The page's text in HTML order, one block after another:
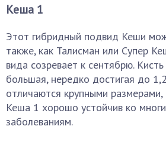
Кеша 1
Этот гибридный подвид Кеши
также, как Талисман или Супер
вида созревает к сентябрю.
большая, нередко достигая до
отличаются крупными размерами,
Кеша 1 хорошо устойчив ко
заболеваниям.